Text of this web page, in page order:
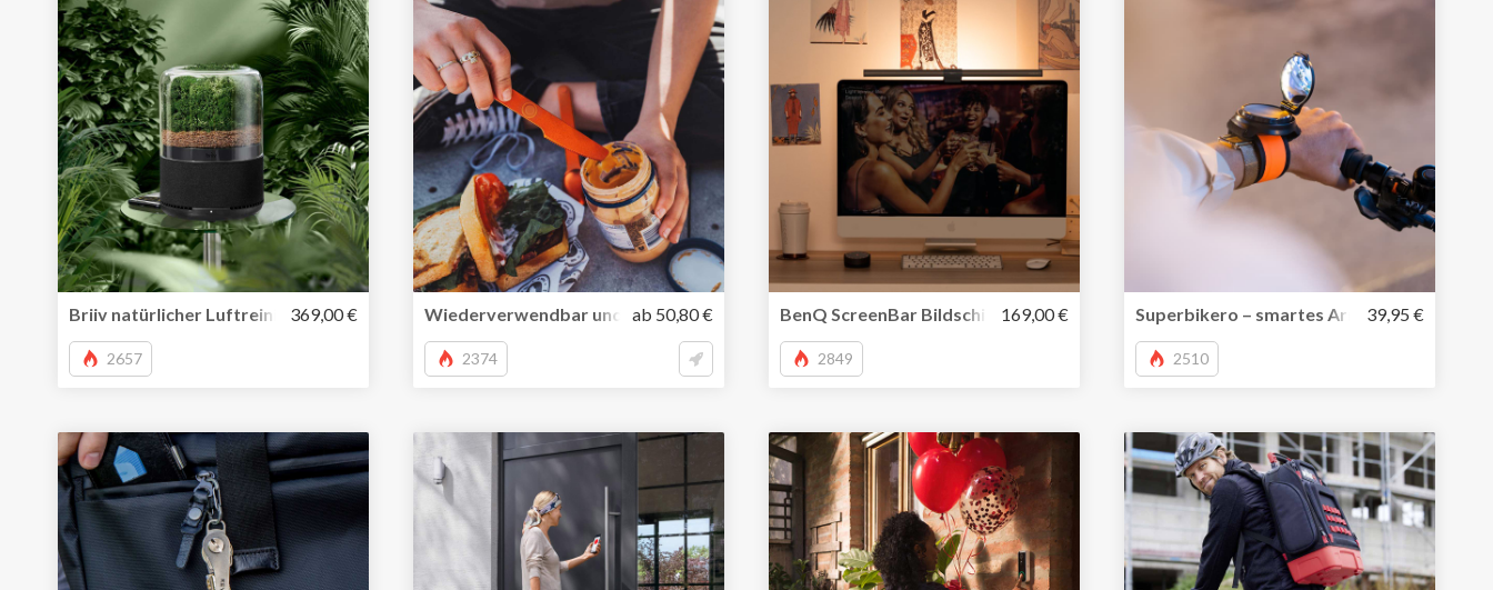
Briiv natürlicher Luftreiniger wirkt wie ein kleiner Moosgarten – reinigt allein mit der Kraft der Natur
369,00 €
2657
Wiederverwendbar und magnetisch – cooles Reisebesteck Magware aus Aluminium in modernen Farben
ab 50,80 €
2374
BenQ ScreenBar Bildschirmleuchte erleichtert die Arbeit am Computer – tut den
169,00 €
2849
Superbikero – smartes Armband mit
39,95 €
2510